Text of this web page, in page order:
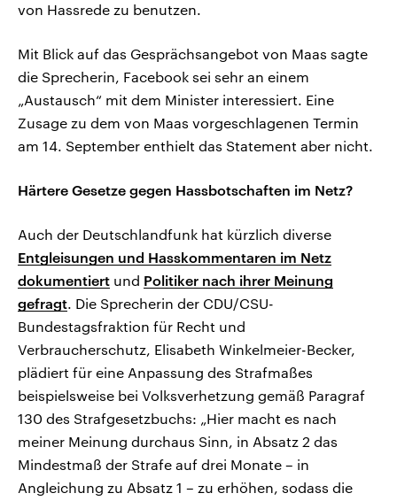
von Hassrede zu benutzen.
Mit Blick auf das Gesprächsangebot von Maas sagte
die Sprecherin, Facebook sei sehr an einem
„Austausch“ mit dem Minister interessiert. Eine
Zusage zu dem von Maas vorgeschlagenen Termin
am 14. September enthielt das Statement aber nicht.
Härtere Gesetze gegen Hassbotschaften im Netz?
Auch der Deutschlandfunk hat kürzlich diverse
Entgleisungen und Hasskommentaren im Netz
dokumentiert und Politiker nach ihrer Meinung
gefragt. Die Sprecherin der CDU/CSU-
Bundestagsfraktion für Recht und
Verbraucherschutz, Elisabeth Winkelmeier-Becker,
plädiert für eine Anpassung des Strafmaßes
beispielsweise bei Volksverhetzung gemäß Paragraf
130 des Strafgesetzbuchs: „Hier macht es nach
meiner Meinung durchaus Sinn, in Absatz 2 das
Mindestmaß der Strafe auf drei Monate – in
Angleichung zu Absatz 1 – zu erhöhen, sodass die